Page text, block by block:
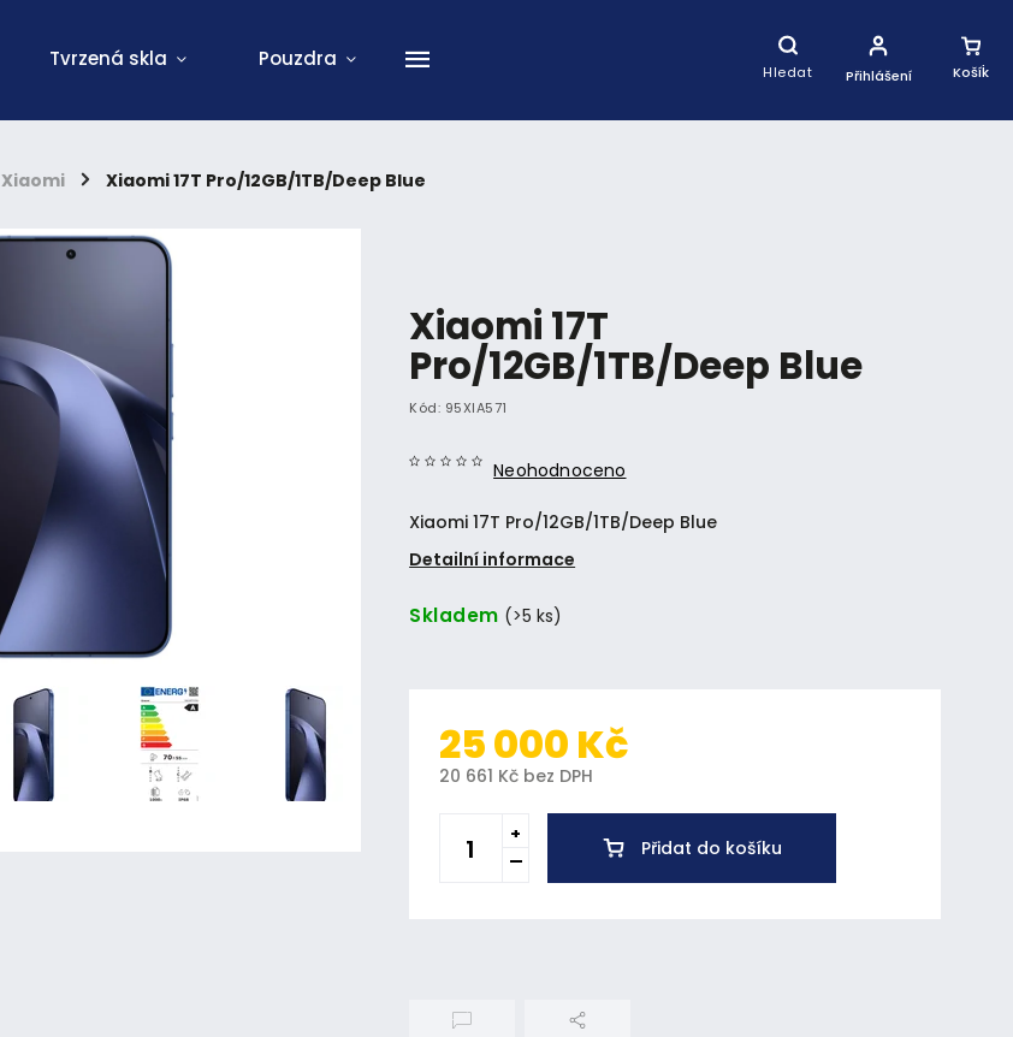
Hledat
Nákupní
Košík
Přihlášení
Tvrzená skla Pouzdra
Xiaomi / Xiaomi 17T Pro/12GB/1TB/Deep Blue
Xiaomi 17T
Pro/12GB/1TB/Deep Blue
Kód: 95XIA571
Neohodnoceno
Xiaomi 17T Pro/12GB/1TB/Deep Blue
Detailní informace
Skladem (>5 ks)
25 000 Kč
20 661 Kč bez DPH
Přidat do košíku